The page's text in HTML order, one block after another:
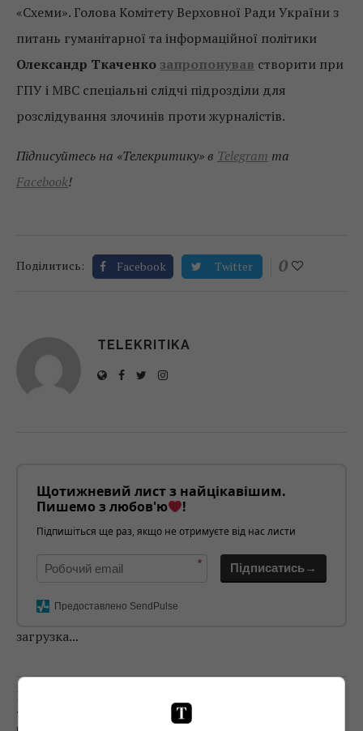
«Схеми». Голова Комітету Верховної Ради України з
питань гуманітарної та інформаційної політики
Олександр Ткаченко запропонував створити при
ГПУ і МВС спеціальні слідчі підрозділи для
розслідування злочинів проти журналістів.
Підписуйтесь на «Телекритику» в Telegram та
Facebook!
Поділитись: Facebook Twitter 0
TELEKRITIKA
Щотижневий лист з найцікавішим.
Пишемо з любов'ю
!
Підпишіться ще раз, якщо не отримуєте від нас листи
* Підписатись→
Предоставлено SendPulse
загрузка...
Попередня стаття
ТКАЧЕНКО ЗАПРОПОНУВАВ СВІЙ ВАРІАНТ